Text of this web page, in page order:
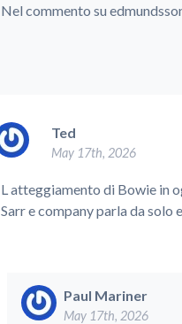
Nel commento su
Ted
May 17th, 2026
L atteggiamento di Bowie in
Sarr e company parla da solo
Paul Mariner
May 17th, 2026